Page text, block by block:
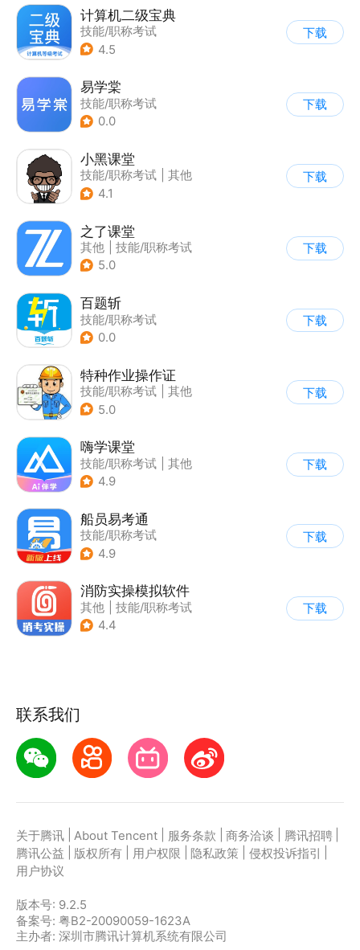
计算机二级宝典
技能/职称考试
4.5
下载
易学棠
技能/职称考试
0.0
下载
小黑课堂
技能/职称考试
其他
4.1
下载
之了课堂
其他
技能/职称考试
5.0
下载
百题斩
技能/职称考试
0.0
下载
特种作业操作证
技能/职称考试
其他
5.0
下载
嗨学课堂
技能/职称考试
其他
4.9
下载
船员易考通
技能/职称考试
4.9
下载
消防实操模拟软件
其他
技能/职称考试
4.4
下载
联系我们
关于腾讯 About Tencent 服务条款 商务洽谈 腾讯招聘
腾讯公益
版权所有 用户权限 隐私政策 侵权投诉指引
用户协议
版本号: 9.2.5
备案号: 粤B2-20090059-1623A
主办者: 深圳市腾讯计算机系统有限公司